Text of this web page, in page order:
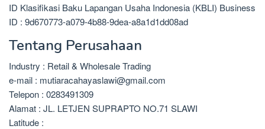
ID Klasifikasi Baku Lapangan Usaha Indonesia (KBLI) Business
ID : 9d670773-a079-4b88-9dea-a8a1d1dd08ad
Tentang Perusahaan
Industry : Retail & Wholesale Trading
e-mail : mutiaracahayaslawi@gmail.com
Telepon : 0283491309
Alamat : JL. LETJEN SUPRAPTO NO.71 SLAWI
Latitude :